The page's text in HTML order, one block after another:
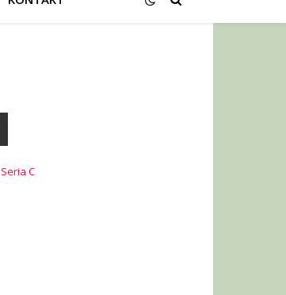
Seria C